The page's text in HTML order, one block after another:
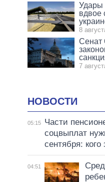
Удары
вдвое
8
7
НОВОСТИ
05:15
Части
соцвыплат
сентября: кого
04:51